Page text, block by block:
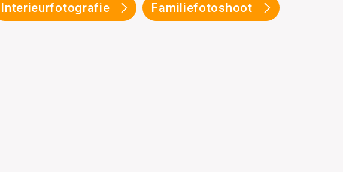
Interieurfotografie Familiefotoshoot